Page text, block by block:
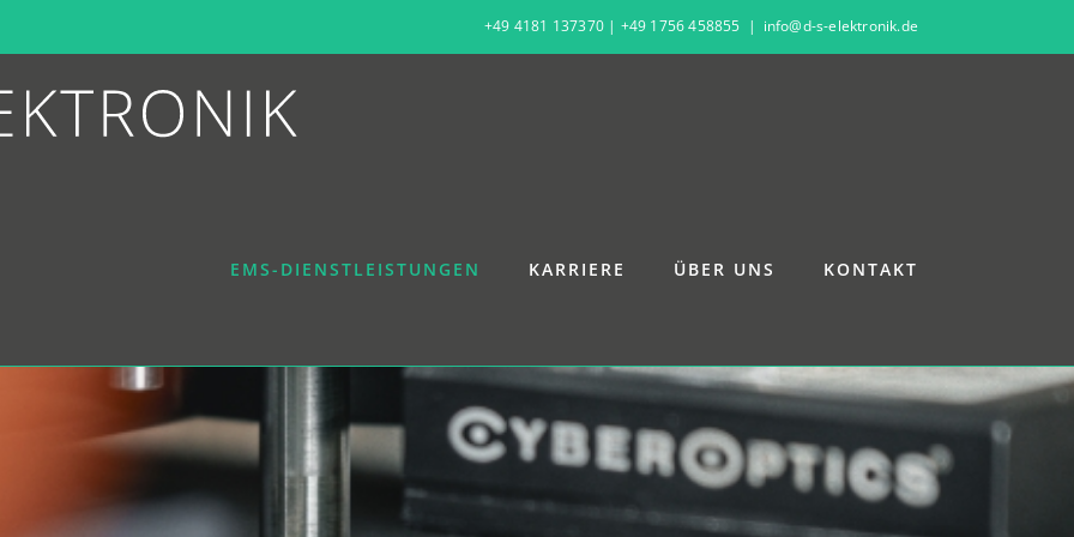
+49 4181 137370| +49 1756 458855 | info@d-s-elektronik.de
EMS-DIENSTLEISTUNGEN KARRIERE ÜBER UNS KONTAKT